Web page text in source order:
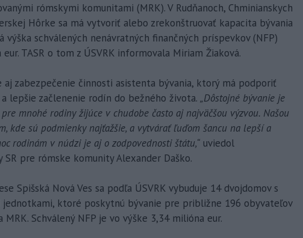
rómskymi komunitami (MRK). V Rudňanoch, Chminianskych
Hôrke sa má vytvoriť alebo zrekonštruovať kapacita bývania
výška schválených nenávratných finančných príspevkov (NFP)
TASR o tom z ÚSVRK informovala Miriam Žiaková.
aj zabezpečenie činnosti asistenta bývania, ktorý má podporiť
lepšie začlenenie rodín do bežného života. „Dôstojné bývanie je
mnohé rodiny žijúce v chudobe často aj najväčšou výzvou. Našou
kde sú podmienky najťažšie, a vytvárať ľuďom šancu na lepší a
rodinám v núdzi je aj o zodpovednosti štátu,“ uviedol
SR pre rómske komunity Alexander Daško.
Spišská Nová Ves sa podľa ÚSVRK vybuduje 14 dvojdomov s
ktoré poskytnú bývanie pre približne 196 obyvateľov
Schválený NFP je vo výške 3,34 milióna eur.